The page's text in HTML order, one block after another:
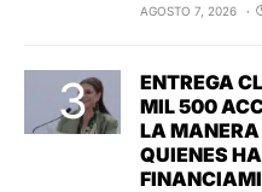
AGOSTO 7, 2026
ENTREGA
MIL 500
LA
QUIENES